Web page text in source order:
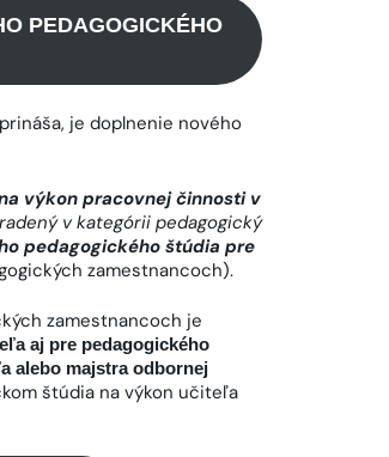
PEDAGOGICKÉHO
je doplnenie nového
výkon pracovnej činnosti v
v kategórii pedagogický
pedagogického štúdia pre
zamestnancoch).
zamestnancoch je
aj pre pedagogického
alebo majstra odbornej
štúdia na výkon učiteľa